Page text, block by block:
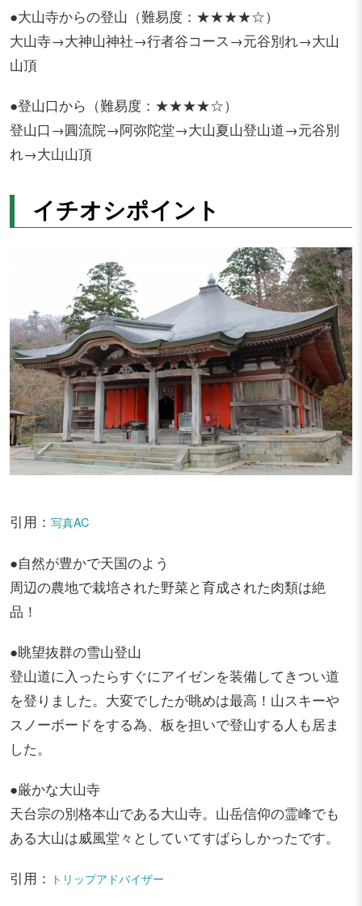
●大山寺からの登山（難易度：★★★★☆）
大山寺→大神山神社→行者谷コース→元谷別れ→大山
山頂
●登山口から（難易度：★★★★☆）
登山口→圓流院→阿弥陀堂→大山夏山登山道→元谷別
れ→大山山頂
イチオシポイント
引用： 写真AC
●自然が豊かで天国のよう
周辺の農地で栽培された野菜と育成された肉類は絶
品！
●眺望抜群の雪山登山
登山道に入ったらすぐにアイゼンを装備してきつい道
を登りました。大変でしたが眺めは最高！山スキーや
スノーボードをする為、板を担いで登山する人も居ま
した。
●厳かな大山寺
天台宗の別格本山である大山寺。山岳信仰の霊峰でも
ある大山は威風堂々としていてすばらしかったです。
引用： トリップアドバイザー